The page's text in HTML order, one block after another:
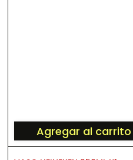
Agregar al carrito